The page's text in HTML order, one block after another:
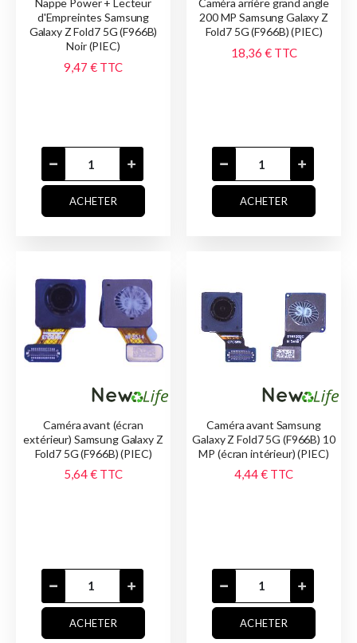
Nappe Power + Lecteur
d'Empreintes Samsung
Galaxy Z Fold7 5G (F966B)
Noir (PIEC)
9,47 € TTC
ACHETER
Caméra arrière grand angle
200 MP Samsung Galaxy Z
Fold7 5G (F966B) (PIEC)
18,36 € TTC
ACHETER
Caméra avant (écran
extérieur) Samsung Galaxy Z
Fold7 5G (F966B) (PIEC)
5,64 € TTC
ACHETER
Caméra avant Samsung
Galaxy Z Fold7 5G (F966B) 10
MP (écran intérieur) (PIEC)
4,44 € TTC
ACHETER